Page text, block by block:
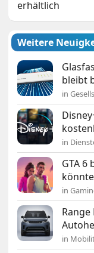
erhältlich
Weitere
bleibt
in
in
GTA 6
in
in